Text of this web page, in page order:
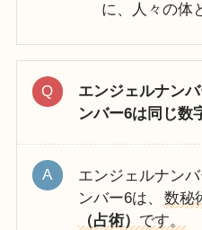
に、人々の体
エンジェルナン
ンバー6は同じ数
エンジェルナン
ンバー6は、
数秘
（占術） です。